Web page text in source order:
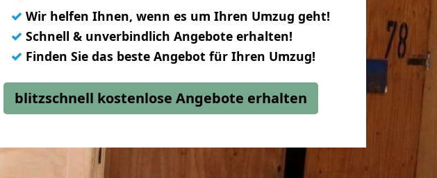
✓ Wir helfen Ihnen, wenn es um Ihren Umzug geht!
✓ Schnell & unverbindlich Angebote erhalten!
✓ Finden Sie das beste Angebot für Ihren Umzug!
blitzschnell kostenlose Angebote erhalten